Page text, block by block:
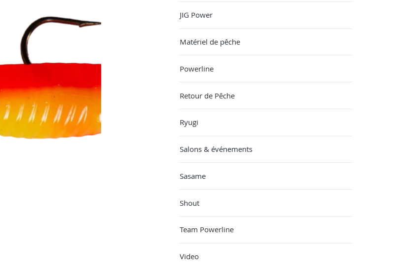
JIG Power
Matériel de pêche
Powerline
Retour de Pêche
Ryugi
Salons & événements
Sasame
Shout
Team Powerline
Video